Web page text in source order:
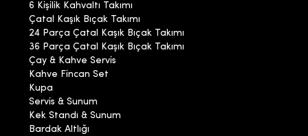
6 Kişilik Kahvaltı Takımı
Çatal Kaşık Bıçak Takımı
24 Parça Çatal Kaşık Bıçak Takımı
36 Parça Çatal Kaşık Bıçak Takımı
Çay & Kahve Servis
Kahve Fincan Set
Kupa
Servis & Sunum
Kek Standı & Sunum
Bardak Altlığı